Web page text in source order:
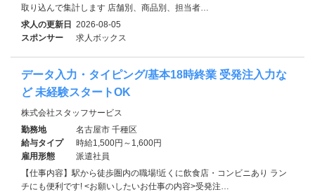
取り込んで集計します 店舗別、商品別、担当者…
求人の更新日 2026-08-05
スポンサー
求人ボックス
データ入力・タイピング/基本18時終業 受発注入力な
ど 未経験スタートOK
株式会社スタッフサービス
勤務地
名古屋市 千種区
給与タイプ
時給1,500円～1,600円
雇用形態
派遣社員
【仕事内容】駅から徒歩圏内の職場!近くに飲食店・コンビニあり ラン
チにも便利です! <お願いしたいお仕事の内容>受発注…